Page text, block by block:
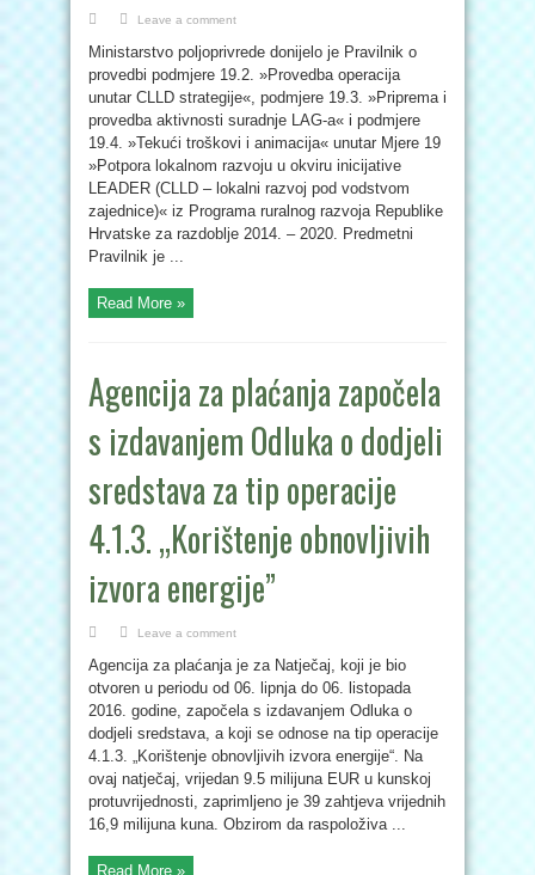
Leave a comment
Ministarstvo poljoprivrede donijelo je Pravilnik o
provedbi podmjere 19.2. »Provedba operacija
unutar CLLD strategije«, podmjere 19.3. »Priprema i
provedba aktivnosti suradnje LAG-a« i podmjere
19.4. »Tekući troškovi i animacija« unutar Mjere 19
»Potpora lokalnom razvoju u okviru inicijative
LEADER (CLLD – lokalni razvoj pod vodstvom
zajednice)« iz Programa ruralnog razvoja Republike
Hrvatske za razdoblje 2014. – 2020. Predmetni
Pravilnik je ...
Read More »
Agencija za plaćanja započela
s izdavanjem Odluka o dodjeli
sredstava za tip operacije
4.1.3. „Korištenje obnovljivih
izvora energije”
Leave a comment
Agencija za plaćanja je za Natječaj, koji je bio
otvoren u periodu od 06. lipnja do 06. listopada
2016. godine, započela s izdavanjem Odluka o
dodjeli sredstava, a koji se odnose na tip operacije
4.1.3. „Korištenje obnovljivih izvora energije“. Na
ovaj natječaj, vrijedan 9.5 milijuna EUR u kunskoj
protuvrijednosti, zaprimljeno je 39 zahtjeva vrijednih
16,9 milijuna kuna. Obzirom da raspoloživa ...
Read More »